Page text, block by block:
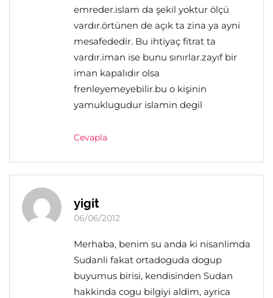
emreder.islam da şekil yoktur ölçü
vardır.örtünen de açık ta zina ya ayni
mesafededir. Bu ihtiyaç fitrat ta
vardır.iman ise bunu sınırlar.zayıf bir
iman kapalıdır olsa
frenleyemeyebilir.bu o kişinin
yamuklugudur islamin degil
Cevapla
yigit
06/06/2012
Merhaba, benim su anda ki nisanlimda
Sudanli fakat ortadoguda dogup
buyumus birisi, kendisinden Sudan
hakkinda cogu bilgiyi aldim, ayrica